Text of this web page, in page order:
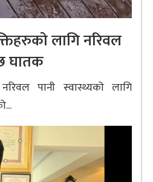
लागि नरिवल
घातक
पानी स्वास्थ्यको लागि